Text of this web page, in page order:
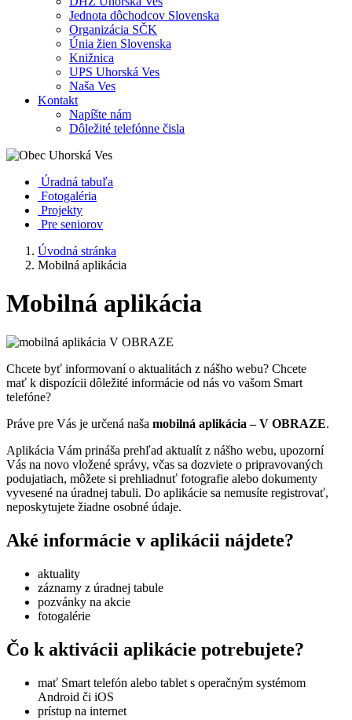
Jednota dôchodcov Slovenska
Organizácia SČK
Únia žien Slovenska
Knižnica
UPS Uhorská Ves
Naša Ves
Kontakt
Napíšte nám
Dôležité telefónne čisla
Úradná tabuľa
Fotogaléria
Projekty
Pre seniorov
Úvodná stránka
Mobilná aplikácia
Mobilná aplikácia
Chcete byť informovaní o aktualitách z nášho webu? Chcete
mať k dispozícii dôležité informácie od nás vo vašom Smart
telefóne?
Práve pre Vás je určená naša mobilná aplikácia – V OBRAZE.
Aplikácia Vám prináša prehľad aktualít z nášho webu, upozorní
Vás na novo vložené správy, včas sa dozviete o pripravovaných
podujatiach, môžete si prehliadnuť fotografie alebo dokumenty
vyvesené na úradnej tabuli. Do aplikácie sa nemusíte registrovať,
neposkytujete žiadne osobné údaje.
Aké informácie v aplikácii nájdete?
aktuality
záznamy z úradnej tabule
pozvánky na akcie
fotogalérie
Čo k aktivácii aplikácie potrebujete?
mať Smart telefón alebo tablet s operačným systémom
Android či iOS
prístup na internet